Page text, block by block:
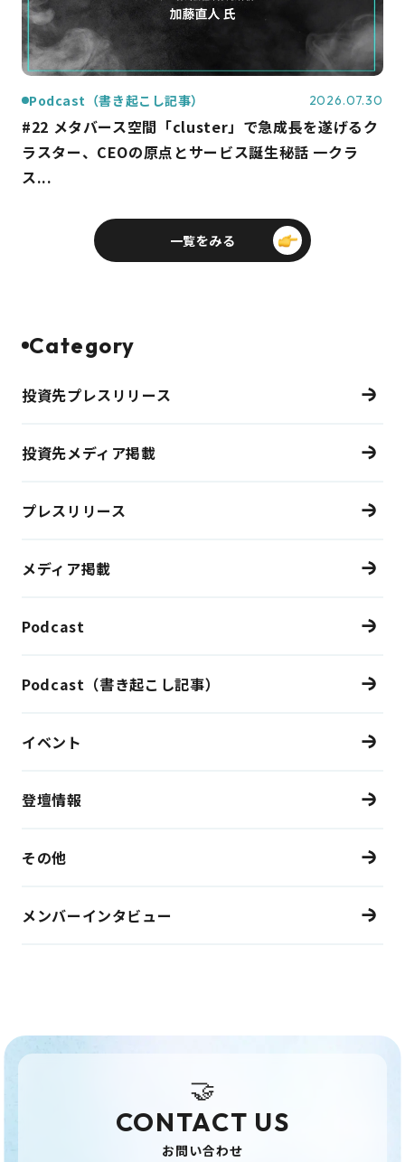
Podcast（書き起こし記事） 2026.07.30
#22 メタバース空間「cluster」で急成長を遂げるク
ラスター、CEOの原点とサービス誕生秘話 一クラ
ス...
一覧をみる
Category
投資先プレスリリース
投資先メディア掲載
プレスリリース
メディア掲載
Podcast
Podcast（書き起こし記事）
イベント
登壇情報
その他
メンバーインタビュー
🤝
CONTACT US
お問い合わせ